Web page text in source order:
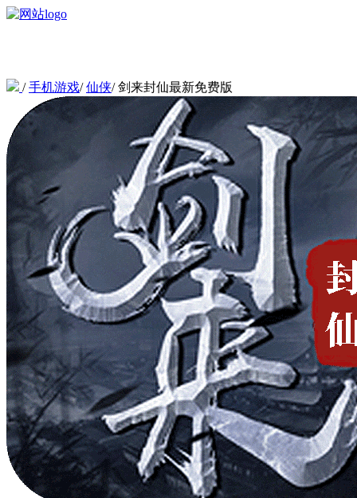
/手机游戏/仙侠/剑来封仙最新免费版